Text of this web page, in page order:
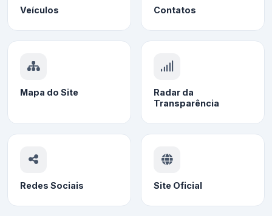
Veículos Contatos
Mapa do Site
Radar da
Transparência
Redes Sociais Site Oficial